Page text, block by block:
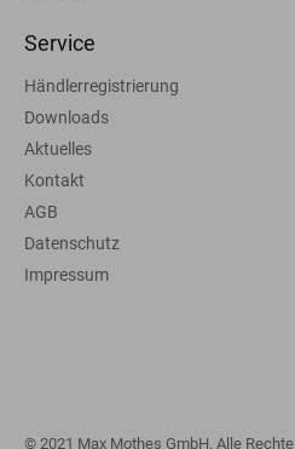
Service
Händlerregistrierung
Downloads
Aktuelles
Kontakt
AGB
Datenschutz
Impressum
© 2021 Max Mothes GmbH. Alle Rechte